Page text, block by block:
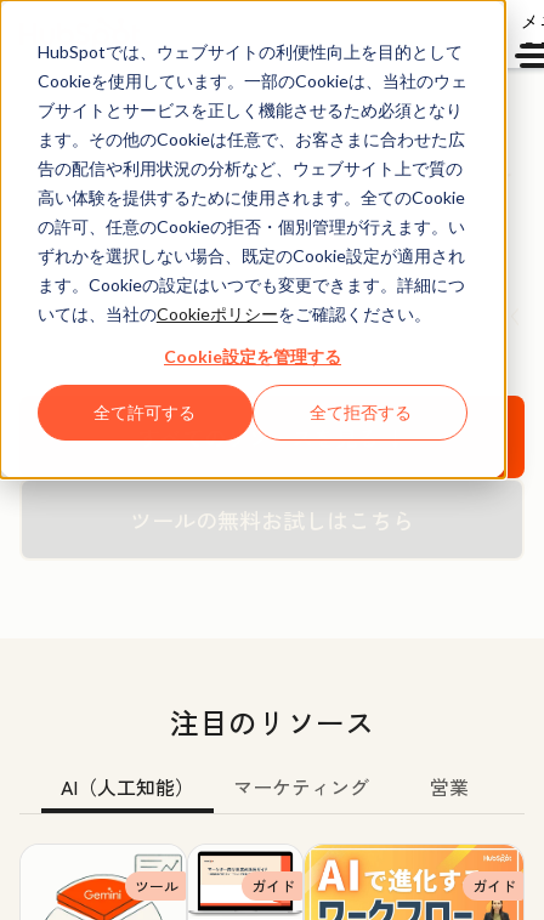
HubSpotでは、ウェブサイトの利便性向上を目的として
Cookieを使用しています。一部のCookieは、当社のウェ
ブサイトとサービスを正しく機能させるため必須となり
ます。その他のCookieは任意で、お客さまに合わせた広
告の配信や利用状況の分析など、ウェブサイト上で質の
高い体験を提供するために使用されます。全てのCookie
の許可、任意のCookieの拒否・個別管理が行えます。い
ずれかを選択しない場合、既定のCookie設定が適用され
ます。Cookieの設定はいつでも変更できます。詳細につ
いては、当社のCookieポリシーをご確認ください。
Cookie設定を管理する
全て許可する 全て拒否する
HubSpotノウハウ無料
ダウンロード資料
HubSpotの無料のお役立ち資料や製品を活用して、
新規見込み客の創出、購買意欲醸成、顧客化にお役立てく
ださい。
すべてのリソースを見る ↓
ツールの無料お試しはこちら
注目のリソース
AI（人工知能） マーケティング 営業
ツール ガイド ガイド